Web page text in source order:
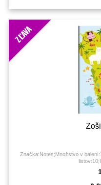
ZĽAVA
Značka:Notes;Množstvo v